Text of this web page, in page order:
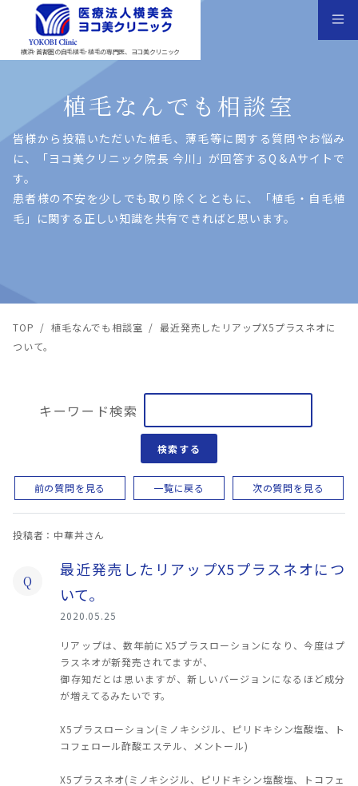
横浜･首都圏の自毛植毛･植毛の専門医、ヨコ美クリニック
植毛なんでも相談室
皆様から投稿いただいた植⽑、薄⽑等に関する質問やお悩み
に、「ヨコ美クリニック院⻑ 今川」が回答するQ＆Aサイトで
す。
患者様の不安を少しでも取り除くとともに、「植⽑・⾃⽑植
⽑」に関する正しい知識を共有できればと思います。
TOP / 植毛なんでも相談室 / 最近発売したリアップX5プラスネオに
ついて。
キーワード検索
検索する
前の質問を見る 一覧に戻る 次の質問を見る
投稿者：中華丼さん
Q
最近発売したリアップX5プラスネオにつ
いて。
2020.05.25
リアップは、数年前にX5プラスローションになり、今度はプ
ラスネオが新発売されてますが、
御存知だとは思いますが、新しいバージョンになるほど成分
が増えてるみたいです。
X5プラスローション(ミノキシジル、ピリドキシン塩酸塩、ト
コフェロール酢酸エステル、メントール)
X5プラスネオ(ミノキシジル、ピリドキシン塩酸塩、トコフェ